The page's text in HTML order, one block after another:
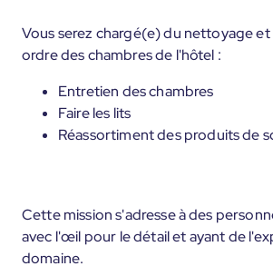
Vous serez chargé(e) du nettoyage et
ordre des chambres de l'hôtel :
Entretien des chambres
Faire les lits
Réassortiment des produits de
Cette mission s'adresse à des
avec l'œil pour le détail et ayant de
domaine.